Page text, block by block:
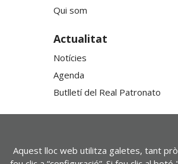
Qui som
Actualitat
Notícies
Agenda
Butlletí del Real Patronato
Aquest lloc web utilitza galetes, tant